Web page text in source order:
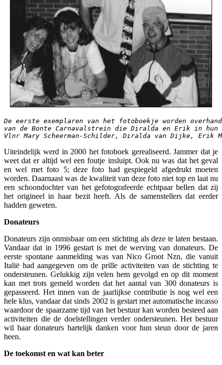
De eerste exemplaren van het fotoboekje worden
van de Bonte Carnavalstrein die Diralda en Erik in hun
Vlnr Mary Scheerman-Schilder, Diralda van Dijke, Erik
Uiteindelijk werd in 2000 het fotoboek gerealiseerd. Jammer dat je
weet dat er altijd wel een foutje insluipt. Ook nu was dat het geval
en wel met foto 5; deze foto had gespiegeld afgedrukt moeten
worden. Daarnaast was de kwaliteit van deze foto niet top en laat nu
een schoondochter van het gefotografeerde echtpaar bellen dat zij
het origineel in haar bezit heeft. Als de samenstellers dat eerder
hadden geweten.
Donateurs
Donateurs zijn onmisbaar om een stichting als deze te laten bestaan.
Vandaar dat in 1996 gestart is met de werving van donateurs. De
eerste spontane aanmelding was van Nico Groot Nzn, die vanuit
Italië had aangegeven om de prille activiteiten van de stichting te
ondersteunen. Gelukkig zijn velen hem gevolgd en op dit moment
kan met trots gemeld worden dat het aantal van 300 donateurs is
gepasseerd. Het innen van de jaarlijkse contributie is nog wel een
hele klus, vandaar dat sinds 2002 is gestart met automatische incasso
waardoor de spaarzame tijd van het bestuur kan worden besteed aan
activiteiten die de doelstellingen verder ondersteunen. Het bestuur
wil haar donateurs hartelijk danken voor hun steun door de jaren
heen.
De toekomst en wat kan beter